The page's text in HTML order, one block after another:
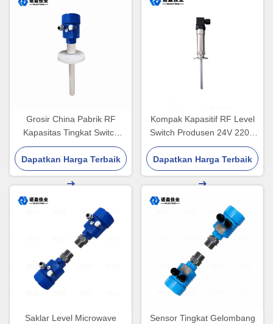
Grosir China Pabrik RF
Kapasitas Tingkat Switch
Tangki Bahan Bakar
Aluminium Housing
Dapatkan Harga Terbaik
Kompak Kapasitif RF Level
Switch Produsen 24V 220V
DPDT
Dapatkan Harga Terbaik
Saklar Level Microwave
Sensor Tingkat Gelombang